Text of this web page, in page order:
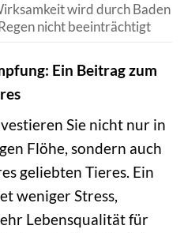
wird durch Baden
nicht beeinträchtigt
Ein Beitrag zum
Sie nicht nur in
Flöhe, sondern auch
geliebten Tieres. Ein
weniger Stress,
Lebensqualität für